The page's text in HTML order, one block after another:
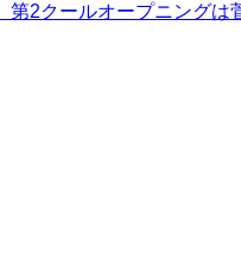
第2クールオープニング